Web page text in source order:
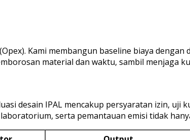
Kami membangun baseline biaya
material dan waktu, sambil menjaga
desain IPAL mencakup persyaratan izin, uji
serta pemantauan emisi tidak